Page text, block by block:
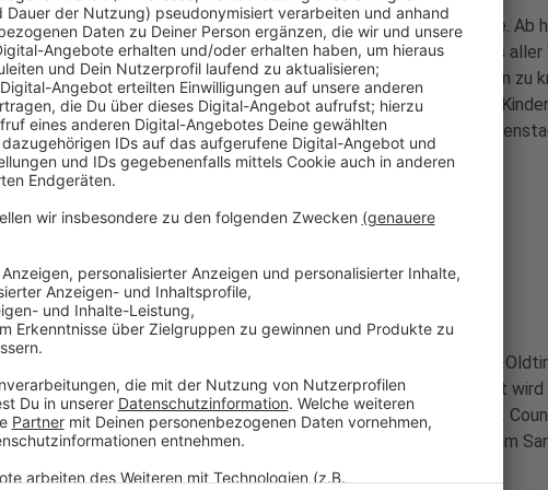
In Rheinberg verwandelt sich der Große Markt in eine Genussmeile. Ab
Enni-Streetfood-Festival. 18 Foodtrucks bieten Spezialitäten aus aller
argentinischen Empanadas über amerikanische Flank Steaks bis hin zu
gibt es Livemusik und Mitmachaktionen für die ganze Familie wie
Hüpfburg. Am Sonntag bleiben außerdem die Geschäfte in der
Anzeige
Anzeige
Für süße Nachspeisen steht unter anderem ein restaurierter DDR-
Crêpes und Barista-Kaffee serviert werden. Musikalisch untermalt wird
Freitag vom "Marc Summer Duo" und am Samstag von der Band "2
Streetfood-Festival öffnet am Freitag von 17 Uhr 30 bis 22 Uhr, am
und am Sonntag von 12 bis 18 Uhr. Hier gibt es alle Infos.